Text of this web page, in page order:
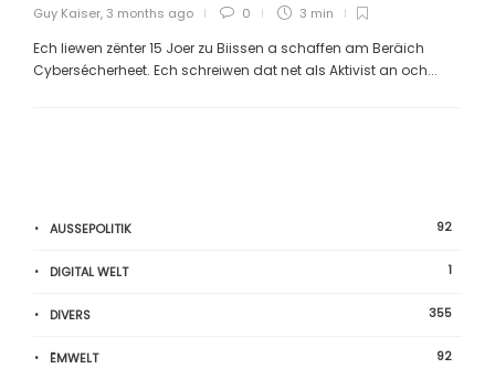
Guy Kaiser, 3 months ago 0 3 min
Ech liewen zënter 15 Joer zu Biissen a schaffen am Beräich
Cybersécherheet. Ech schreiwen dat net als Aktivist an och...
AUSSEPOLITIK 92
DIGITAL WELT 1
DIVERS 355
ËMWELT 92